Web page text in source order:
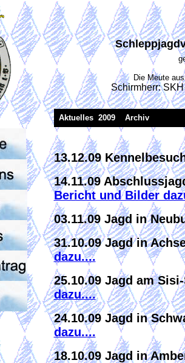
Die Meute
Schirmherr:
Aktuelles 2009 Archiv
13.12.09
14.11.09
Bericht und Bilder
03.11.09 Jagd in
31.10.09 Jagd in
dazu....
25.10.09 Jagd am
dazu....
24.10.09 Jagd in
dazu....
18.10.09 Jagd in